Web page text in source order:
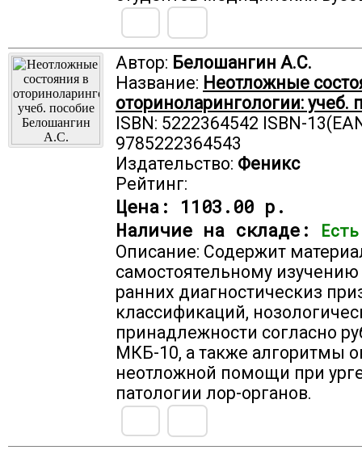
Автор: Белошангин А.С.
Название: Неотложные
оториноларингологии: учеб.
ISBN: 5222364542 ISBN-
9785222364543
Издательство: Феникс
Рейтинг:
Цена: 1103.00 р.
Наличие на складе:
Описание: Содержит
самостоятельному
ранних диагностическиз
классификаций,
принадлежности согласно
МКБ-10, а также алгоритмы
неотложной помощи при
патологии лор-органов.